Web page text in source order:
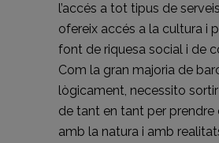
l’accés a tot tipus de
ofereix accés a la cultura i
font de riquesa social i de
Com la gran majoria de
lògicament, necessito
de tant en tant per
amb la natura i amb